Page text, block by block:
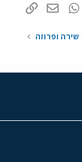
Tumblr
WhatsAppדואר אלקטרוני
שירה ופרוזה